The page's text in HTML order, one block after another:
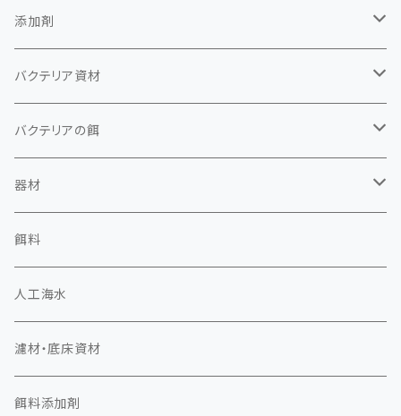
添加剤
活性化フコイダン水溶液
二価鉄水溶液
アラゴパウダー3μ
ペーハーアップ
ラクトフェリン
バクテリア資材
光合成細菌
バチルス菌
えひめAI
バクテリアの餌
光合成細菌の餌
脱窒菌の餌
器材
マイクロ・ナノバブラー
高圧エアーポンプ
脱窒菌の餌
器材
マイクロ・ナノバブラー
交換部品
モノトランフィルムセット
エアーポンプ
オゾン発生器
オゾン発生管
餌料
人工海水
濾材・底床資材
餌料添加剤